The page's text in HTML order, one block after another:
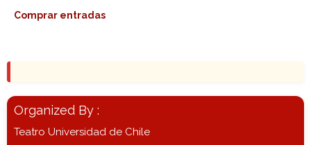
Comprar entradas
Organized By :
Teatro Universidad de Chile